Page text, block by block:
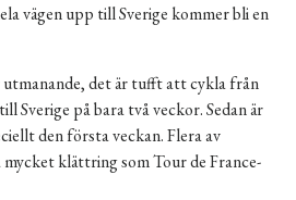
vägen upp till Sverige kommer bli en
det är tufft att cykla från
Sverige på bara två veckor. Sedan är
den första veckan. Flera av
klättring som Tour de France-